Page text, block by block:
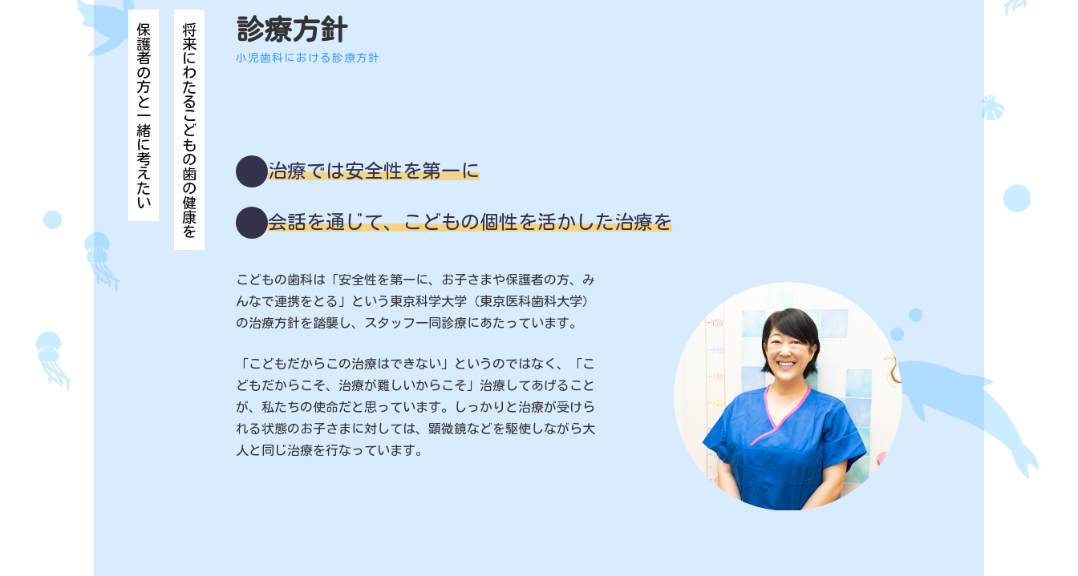
将来にわたるこどもの歯の健康を
保護者の方と一緒に考えたい 診療方針
小児歯科における診療方針
治療では安全性を第一に
会話を通じて、こどもの個性を活かした治療を
こどもの歯科は「安全性を第一に、お子さまや保護者の方、み
んなで連携をとる」という東京科学大学（東京医科歯科大学）
の治療方針を踏襲し、スタッフ一同診療にあたっています。
「こどもだからこの治療はできない」というのではなく、「こ
どもだからこそ、治療が難しいからこそ」治療してあげること
が、私たちの使命だと思っています。しっかりと治療が受けら
れる状態のお子さまに対しては、顕微鏡などを駆使しながら大
人と同じ治療を行なっています。